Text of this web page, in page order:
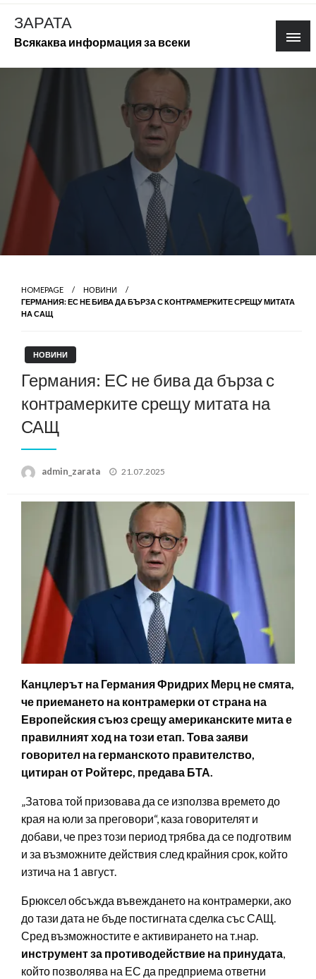
Skip
content
ЗАРАТА
Всякаква информация за всеки
HOMEPAGE
НОВИНИ
ГЕРМАНИЯ: ЕС НЕ БИВА ДА БЪРЗА С КОНТРАМЕРКИТЕ СРЕЩУ МИТАТА
НА САЩ
НОВИНИ
Германия: ЕС не бива да бърза с
контрамерките срещу митата на
САЩ
admin_zarata
Posted
21.07.2025
Канцлерът на Германия Фридрих Мерц не смята,
че приемането на контрамерки от страна на
Европейския съюз срещу американските мита е
правилният ход на този етап. Това заяви
говорител на германското правителство,
цитиран от Ройтерс, предава БТА.
„Затова той призовава да се използва времето до
края на юли за преговори“, каза говорителят и
добави, че през този период трябва да се подготвим
и за възможните действия след крайния срок, който
изтича на 1 август.
Брюксел обсъжда въвеждането на контрамерки, ако
до тази дата не бъде постигната сделка със САЩ.
Сред възможностите е активирането на т.нар.
инструмент за противодействие на принудата,
който позволява на ЕС да предприема ответни